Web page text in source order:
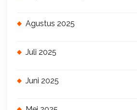
Agustus 2025
Juli 2025
Juni 2025